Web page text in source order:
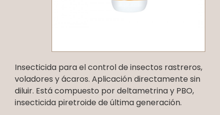
Insecticida para el control de insectos rastreros,
voladores y ácaros. Aplicación directamente sin
diluir. Está compuesto por deltametrina y PBO,
insecticida piretroide de última generación.